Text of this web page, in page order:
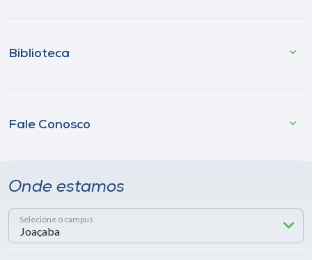
Biblioteca
Fale Conosco
Onde estamos
Selecione o campus